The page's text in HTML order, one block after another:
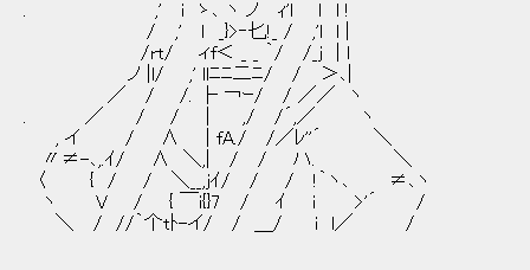
. ,' i ゝ､ ヽ ノ ｨ'l ｌ l !
/ ,' ｌ _}>‐匕!_ / ,'l l |
/rt/ ィf＜ _ _ ｀/ /_j | l
ノ |l/ ,' llﾆﾆ二ﾆ/ / ＞､|
／ / /. ├ ￢ｰ/ / ／／ ヽ
. ／ / / | ,/ /´,／ ヽ
, イ / ∧ | fA./ /／ﾚ''´ ＼
〃≠-､,.ｲ/ ∧ ＼,| / / ハ. ＼
〈 { / / ＼__,jｲ/ / / !｀ヽ､ ≠､ヽ
ヽ V / { ￣i{}7 / ｲ i >'´ /
＼ / //｀个tﾄ-イ/ / ＿/ i l／ /